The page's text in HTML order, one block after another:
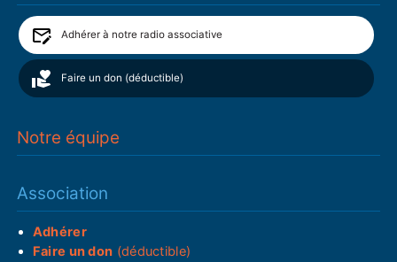
Adhérer à notre radio associative
Faire un don (déductible)
Notre équipe
Association
Adhérer
Faire un don (déductible)